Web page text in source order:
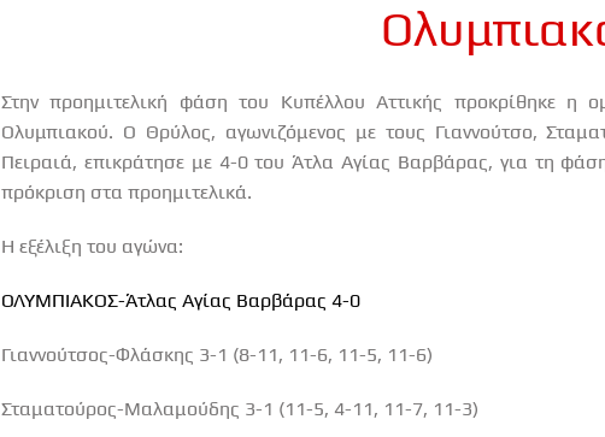
Στην προημιτελική φάση του Κυπέλλου Αττικής προκρίθηκε η
Ολυμπιακού. Ο Θρύλος, αγωνιζόμενος με τους Γιαννούτσο,
Πειραιά, επικράτησε με 4-0 του Άτλα Αγίας Βαρβάρας, για τη
πρόκριση στα προημιτελικά.
Η εξέλιξη του αγώνα:
ΟΛΥΜΠΙΑΚΟΣ-Άτλας Αγίας Βαρβάρας 4-0
Γιαννούτσος-Φλάσκης 3-1 (8-11, 11-6, 11-5, 11-6)
Σταματούρος-Μαλαμούδης 3-1 (11-5, 4-11, 11-7, 11-3)